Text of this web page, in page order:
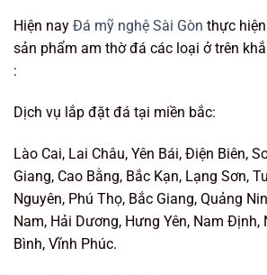
Hiện nay Đá mỹ nghệ Sài Gòn thực
sản phẩm am thờ đá các loại ở trên
:
Dịch vụ lắp đặt đá tại miền bắc:
Lào Cai, Lai Châu, Yên Bái, Điện Biên,
Giang, Cao Bằng, Bắc Kạn, Lạng Sơn,
Nguyên, Phú Thọ, Bắc Giang, Quảng
Nam, Hải Dương, Hưng Yên, Nam Định,
Bình, Vĩnh Phúc.